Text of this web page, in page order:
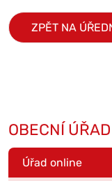
ZPĚT NA
OBECNÍ ÚŘAD
Úřad online